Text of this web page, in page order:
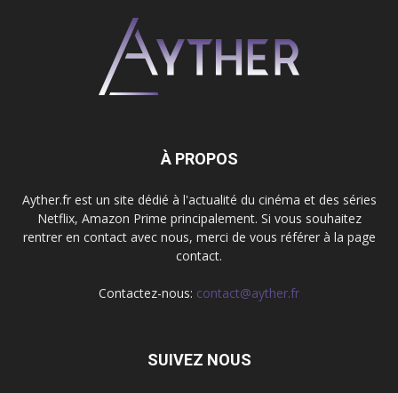
À PROPOS
Ayther.fr est un site dédié à l'actualité du cinéma et des séries
Netflix, Amazon Prime principalement. Si vous souhaitez
rentrer en contact avec nous, merci de vous référer à la page
contact.
Contactez-nous: contact@ayther.fr
SUIVEZ NOUS